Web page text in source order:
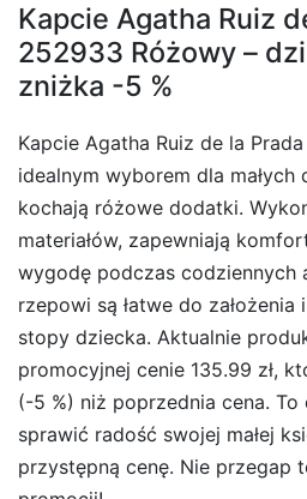
Kapcie Agatha Ruiz
252933 Różowy –
zniżka -5 %
Kapcie Agatha Ruiz de la
idealnym wyborem dla
kochają różowe dodatki.
materiałów, zapewniają
wygodę podczas codziennych
rzepowi są łatwe do
stopy dziecka. Aktualnie
promocyjnej cenie 135.99 zł,
(-5 %) niż poprzednia cena. To
sprawić radość swojej małej
przystępną cenę. Nie przegap